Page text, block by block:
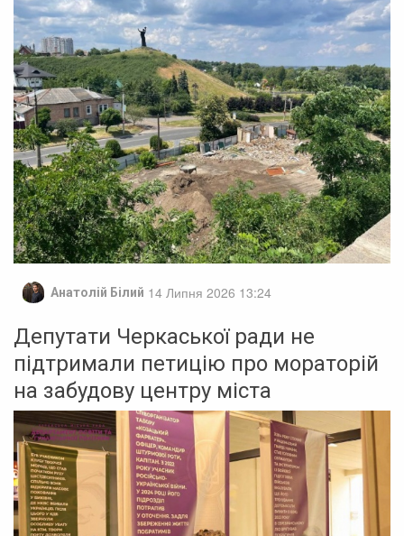
Анатолій Білий 14 Липня 2026 13:24
Депутати Черкаської ради не
підтримали петицію про мораторій
на забудову центру міста